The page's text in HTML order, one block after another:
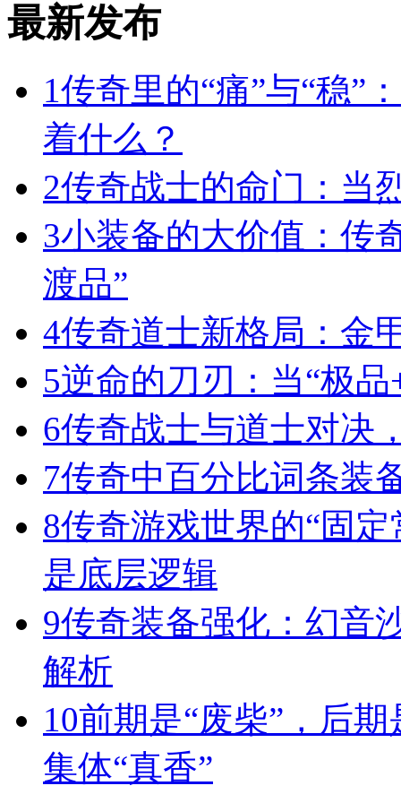
最新发布
1传奇里的“痛”与“稳”
着什么？
2传奇战士的命门：当
3小装备的大价值：传
渡品”
4传奇道士新格局：金
5逆命的刀刃：当“极
6传奇战士与道士对决
7传奇中百分比词条装
8传奇游戏世界的“固
是底层逻辑
9传奇装备强化：幻音
解析
10前期是“废柴”，后
集体“真香”